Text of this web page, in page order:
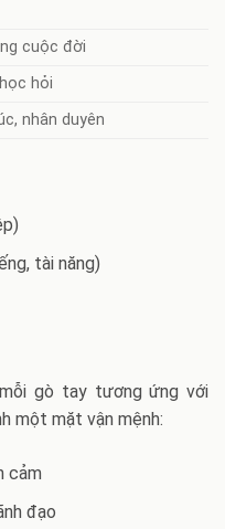
cuộc đời
hỏi
nhân duyên
tài năng)
gò tay tương ứng với
một mặt vận mệnh:
cảm
đạo